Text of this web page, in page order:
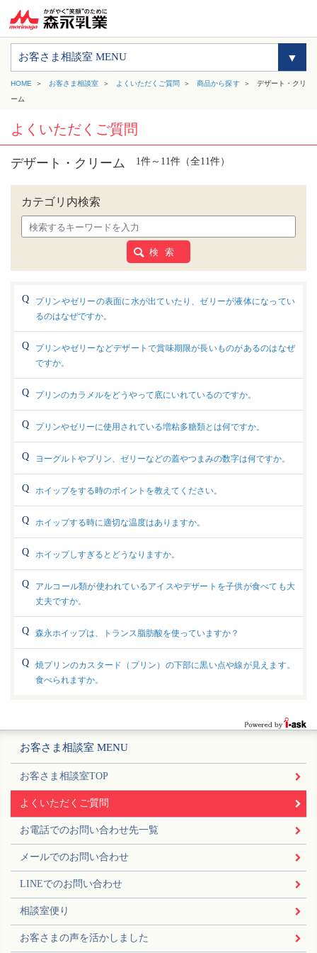
お客さま相談室 MENU
HOME お客さま相談室 よくいただくご質問 商品から探す
デザート・クリ
ーム
よくいただくご質問
デザート・クリーム 1件～11件（全11件）
カテゴリ内検索
検 索
プリンやゼリーの表面に水が出ていたり、ゼリーが液体になってい
るのはなぜですか。
プリンやゼリーなどデザートで賞味期限が長いものがあるのはなぜ
ですか。
プリンのカラメルをどうやって底にいれているのですか。
プリンやゼリーに使用されている増粘多糖類とは何ですか。
ヨーグルトやプリン、ゼリーなどの蓋やつまみの数字は何ですか。
ホイップをする時のポイントを教えてください。
ホイップする時に適切な温度はありますか。
ホイップしすぎるとどうなりますか。
アルコール類が使われているアイスやデザートを子供が食べても大
丈夫ですか。
森永ホイップは、トランス脂肪酸を使っていますか？
焼プリンのカスタード（プリン）の下部に黒い点や線が見えます。
食べられますか。
お客さま相談室 MENU
お客さま相談室TOP
よくいただくご質問
お電話でのお問い合わせ先一覧
メールでのお問い合わせ
LINEでのお問い合わせ
相談室便り
お客さまの声を活かしました